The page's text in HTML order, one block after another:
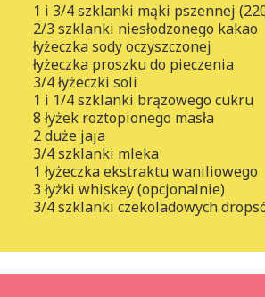
1 i 3/4 szklanki mąki pszennej
2/3 szklanki niesłodzonego kakao
łyżeczka sody oczyszczonej
łyżeczka proszku do pieczenia
3/4 łyżeczki soli
1 i 1/4 szklanki brązowego cukru
8 łyżek roztopionego masła
2 duże jaja
3/4 szklanki mleka
1 łyżeczka ekstraktu waniliowego
3 łyżki whiskey (opcjonalnie)
3/4 szklanki czekoladowych